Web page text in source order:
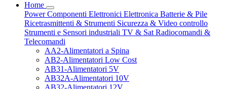
Home
PowerComponenti Elettronici Elettronica Batterie & Pile
Ricetrasmittenti & Strumenti Sicurezza & Video controllo
Strumenti e Sensori industriali TV & Sat Radiocomandi &
Telecomandi
AA2-Alimentatori a Spina
AB2-Alimentatori Low Cost
AB31-Alimentatori 5V
AB32A-Alimentatori 10V
AB32-Alimentatori 12V